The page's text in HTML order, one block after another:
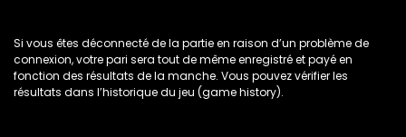
Si vous êtes déconnecté de la partie en raison d’un problème de
connexion, votre pari sera tout de même enregistré et payé en
fonction des résultats de la manche. Vous pouvez vérifier les
résultats dans l’historique du jeu (game history).